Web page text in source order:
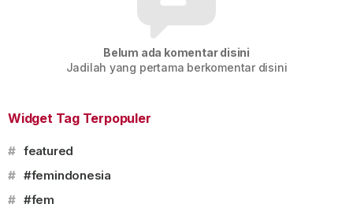
Belum ada komentar disini
Jadilah yang pertama berkomentar disini
Widget Tag Terpopuler
# featured
# #femindonesia
# #fem